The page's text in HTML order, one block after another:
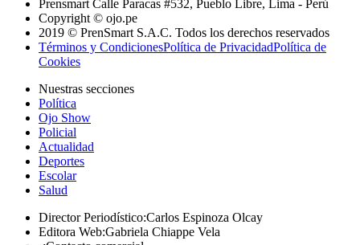
Prensmart Calle Paracas #532, Pueblo Libre, Lima - Perú
Copyright © ojo.pe
2019 © PrenSmart S.A.C. Todos los derechos reservados
Términos y CondicionesPolítica de PrivacidadPolítica de
Cookies
Nuestras secciones
Política
Ojo Show
Policial
Actualidad
Deportes
Escolar
Salud
Director Periodístico:Carlos Espinoza Olcay
Editora Web:Gabriela Chiappe Vela